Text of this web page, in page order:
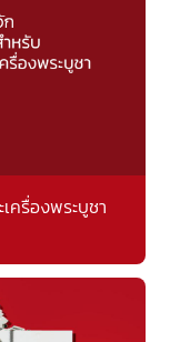
ครื่องพระบูชา